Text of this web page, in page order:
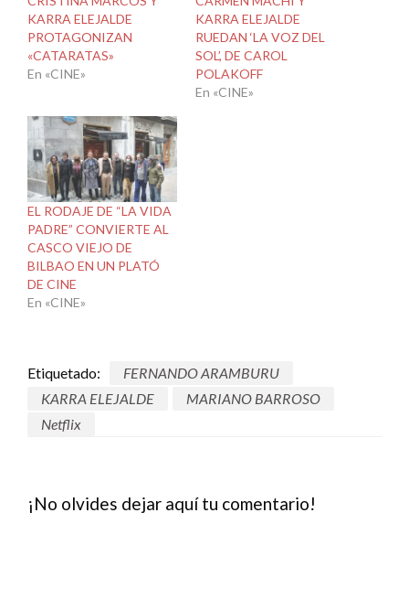
KARRA ELEJALDE
PROTAGONIZAN
«CATARATAS»
En «CINE»
KARRA ELEJALDE
RUEDAN ‘LA VOZ DEL
SOL’, DE CAROL
POLAKOFF
En «CINE»
EL RODAJE DE “LA VIDA
PADRE” CONVIERTE AL
CASCO VIEJO DE
BILBAO EN UN PLATÓ
DE CINE
En «CINE»
Etiquetado:
FERNANDO ARAMBURU
KARRA ELEJALDE
MARIANO BARROSO
Netflix
¡No olvides dejar aquí tu comentario!